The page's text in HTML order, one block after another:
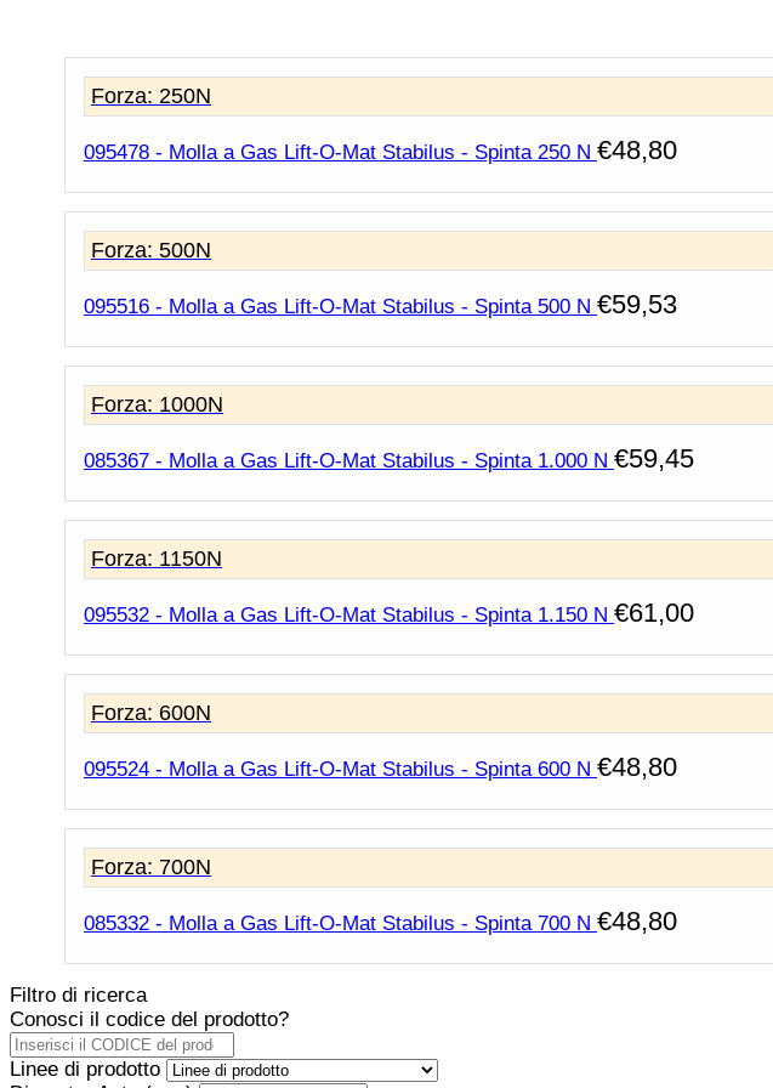
Forza: 250N
095478 - Molla a Gas Lift-O-Mat Stabilus - Spinta 250 N €48,80
Forza: 500N
095516 - Molla a Gas Lift-O-Mat Stabilus - Spinta 500 N €59,53
Forza: 1000N
085367 - Molla a Gas Lift-O-Mat Stabilus - Spinta 1.000 N €59,45
Forza: 1150N
095532 - Molla a Gas Lift-O-Mat Stabilus - Spinta 1.150 N €61,00
Forza: 600N
095524 - Molla a Gas Lift-O-Mat Stabilus - Spinta 600 N €48,80
Forza: 700N
085332 - Molla a Gas Lift-O-Mat Stabilus - Spinta 700 N €48,80
Filtro di ricerca
Conosci il codice del prodotto?
Linee di prodotto